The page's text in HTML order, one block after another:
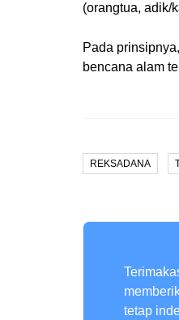
(orangtua, adik/
Pada
bencana alam
REKSADANA
tetap